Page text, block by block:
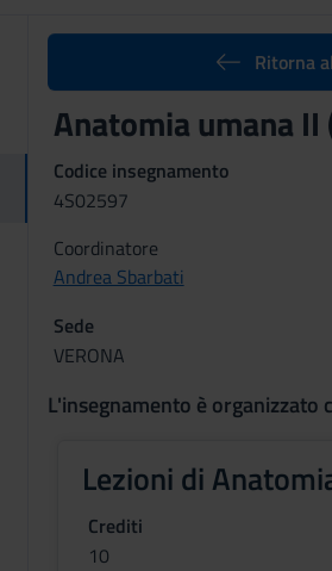
Ritorna
Anatomia umana
Codice insegnamento
4S02597
Coordinatore
Andrea Sbarbati
Sede
VERONA
L'insegnamento è organizzato
Lezioni di
Crediti
10